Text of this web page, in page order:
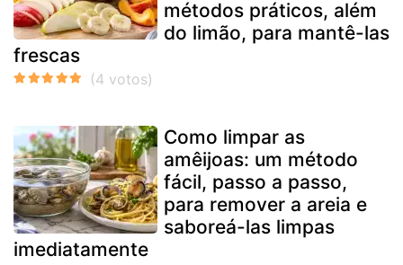
métodos práticos, além
do limão, para mantê-las
frescas
Como limpar as
amêijoas: um método
fácil, passo a passo,
para remover a areia e
saboreá-las limpas
imediatamente